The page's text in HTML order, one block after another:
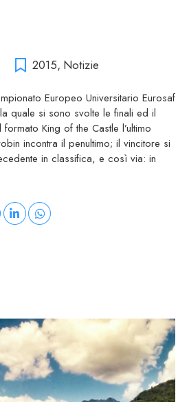
2015, Notizie
Europeo Universitario Eurosaf
quale si sono svolte le finali ed il
King of the Castle l’ultimo
incontra il penultimo; il vincitore si
in classifica, e così via: in